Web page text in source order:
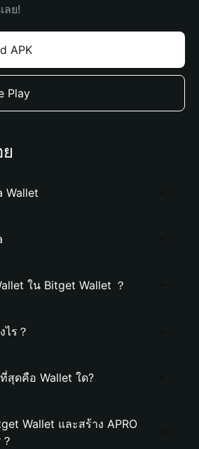
ลย!
APK
Play
Wallet
ใน Bitget Wallet ？
ไร？
สุดคือ Wallet ใด?
Wallet และสร้าง APRO